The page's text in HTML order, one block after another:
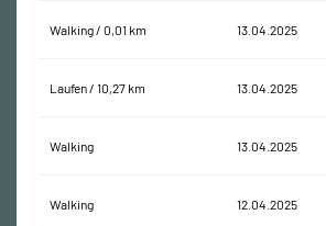
Walking / 0,01 km 13.04.2025
Laufen / 10,27 km 13.04.2025
Walking 13.04.2025
Walking 12.04.2025